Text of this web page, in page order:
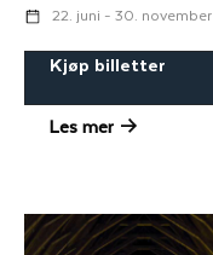
22. juni - 30. november
Kjøp billetter
Les mer